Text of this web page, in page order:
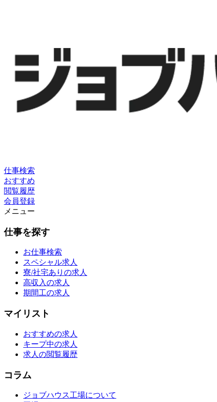
仕事検索
おすすめ
閲覧履歴
会員登録
メニュー
仕事を探す
お仕事検索
スペシャル求人
寮/社宅ありの求人
高収入の求人
期間工の求人
マイリスト
おすすめの求人
キープ中の求人
求人の閲覧履歴
コラム
ジョブハウス工場について